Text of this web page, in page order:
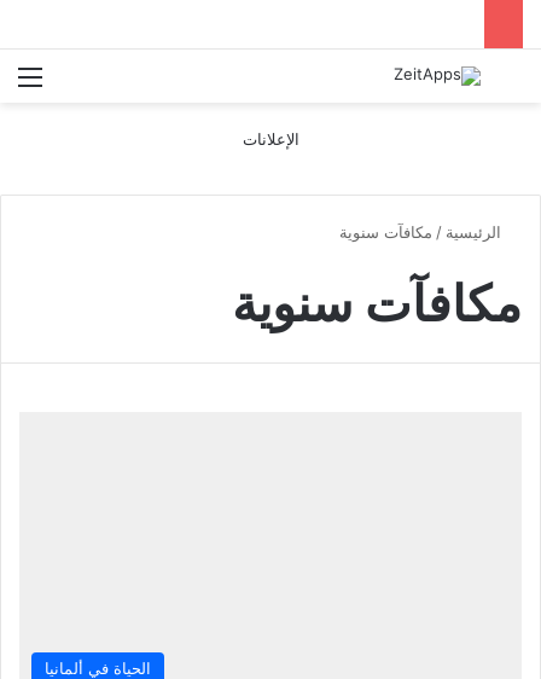
بحث عن
الإعلانات
الرئيسية / مكافآت سنوية
مكافآت سنوية
الحياة في ألمانيا